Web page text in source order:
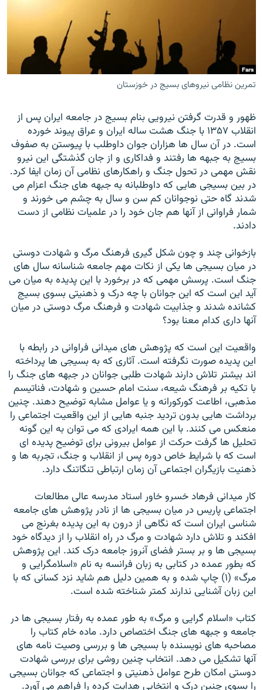
زبان‌های دیگر
تمرین نظامی نیروهای بسیج در خوزستان
ظهور و قدرت گرفتن نيرويی بنام بسيج در جامعه ايران پس از
انقلاب ۱۳۵۷ با جنگ هشت ساله ايران و عراق پيوند خورده
است. در آن سال ها هزاران جوان داوطلب با پيوستن به صفوف
بسيج به جبهه ها رفتند و فداکاری و از جان گذشتگی اين نيرو
نقش مهمی در تحول جنگ و راهکارهای نظامی آن زمان ايفا کرد.
در بين بسيجی هايی که داوطلبانه به جبهه های جنگ اعزام می
شدند گاه حتی نوجوانان کم سن و سال به چشم می خورند و
شمار فراوانی از آنها هم جان خود را در علميات نظامی از دست
دادند.
بازخوانی چند و چون شکل گيری فرهنگ مرگ و شهادت دوستی
در ميان بسيجی ها يکی از نکات مهم جامعه شناسانه سال های
جنگ است. پرسش مهمی که در برخورد با اين پديده به ميان می
آيد اين است که اين جوانان با چه درک و ذهنيتی بسوی بسيج
کشانده شدند و جذابيت شهادت و فرهنگ مرگ دوستی در ميان
آنها داری کدام معنا بود؟
واقعيت اين است که پژوهش های ميدانی فراوانی در رابطه با
اين پديده صورت نگرفته است. آثاری که به بسيجی ها پرداخته
اند بيشتر تلاش دارند شهادت طلبی جوانان در جبهه های جنگ را
با تکيه بر فرهنگ شيعه، سنت امام حسين و شهادت، فناتيسم
مذهبی، اطاعت کورکورانه و يا عوامل مشابه توضيح دهند. چنين
برداشت هايی بدون ترديد جنبه هايی از اين واقعيت اجتماعی را
منعکس می کنند. با اين همه ايرادی که می توان به اين گونه
تحليل ها گرفت حرکت از عوامل بيرونی برای توضيح پديده ای
است که با شرايط خاص دوره پس از انقلاب و جنگ، تجربه ها و
ذهنيت بازيگران اجتماعی آن زمان ارتباطی تنگاتنگ دارد.
کار ميدانی فرهاد خسرو خاور استاد مدرسه عالی مطالعات
اجتماعی پاريس در ميان بسيجی ها از نادر پژوهش های جامعه
شناسی ايران است که نگاهی از درون به اين پديده بغرنج می
افکند و تلاش دارد شهادت و مرگ در راه انقلاب را از ديدگاه خود
بسيجی ها و بر بستر فضای آنروز جامعه درک کند. اين پژوهش
که بطور عمده در کتابی به زبان فرانسه به نام «اسلامگرايی و
مرگ» (۱) چاپ شده و به همين دليل هم شايد نزد کسانی که با
اين زبان آشنايی ندارند کمتر شناخته شده است.
کتاب «اسلام گرايی و مرگ» به طور عمده به رفتار بسيجی ها در
جامعه و جبهه های جنگ اختصاص دارد. ماده خام کتاب را
مصاحبه های نويسنده با بسيجی ها و بررسی وصيت نامه های
آنها تشکيل می دهد. انتخاب چنين روشی برای بررسی شهادت
دوستی امکان طرح عوامل ذهنيتی و اجتماعی که جوانان بسيجی
را بسوی چنين درک و انتخابی هدايت کرده را فراهم می آورد.